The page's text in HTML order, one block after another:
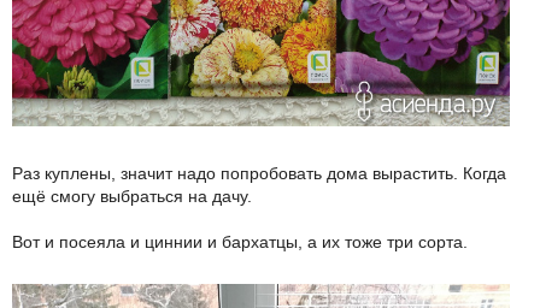
Раз куплены, значит надо попробовать дома вырастить. Когда
ещё смогу выбраться на дачу.
Вот и посеяла и циннии и бархатцы, а их тоже три сорта.